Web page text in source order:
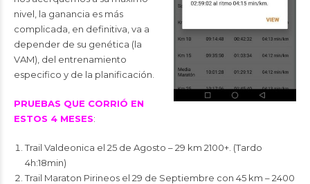
nivel, la ganancia es más
complicada, en definitiva, va a
depender de su genética (la
VAM), del entrenamiento
especifico y de la planificación.
PRUEBAS QUE CORRIÓ EN
ESTOS 4 MESES:
Trail Valdeonica el 25 de Agosto – 29 km 2100+. (Tardo
4h:18min)
Trail Maraton Pirineos el 29 de Septiembre con 45 km – 2400